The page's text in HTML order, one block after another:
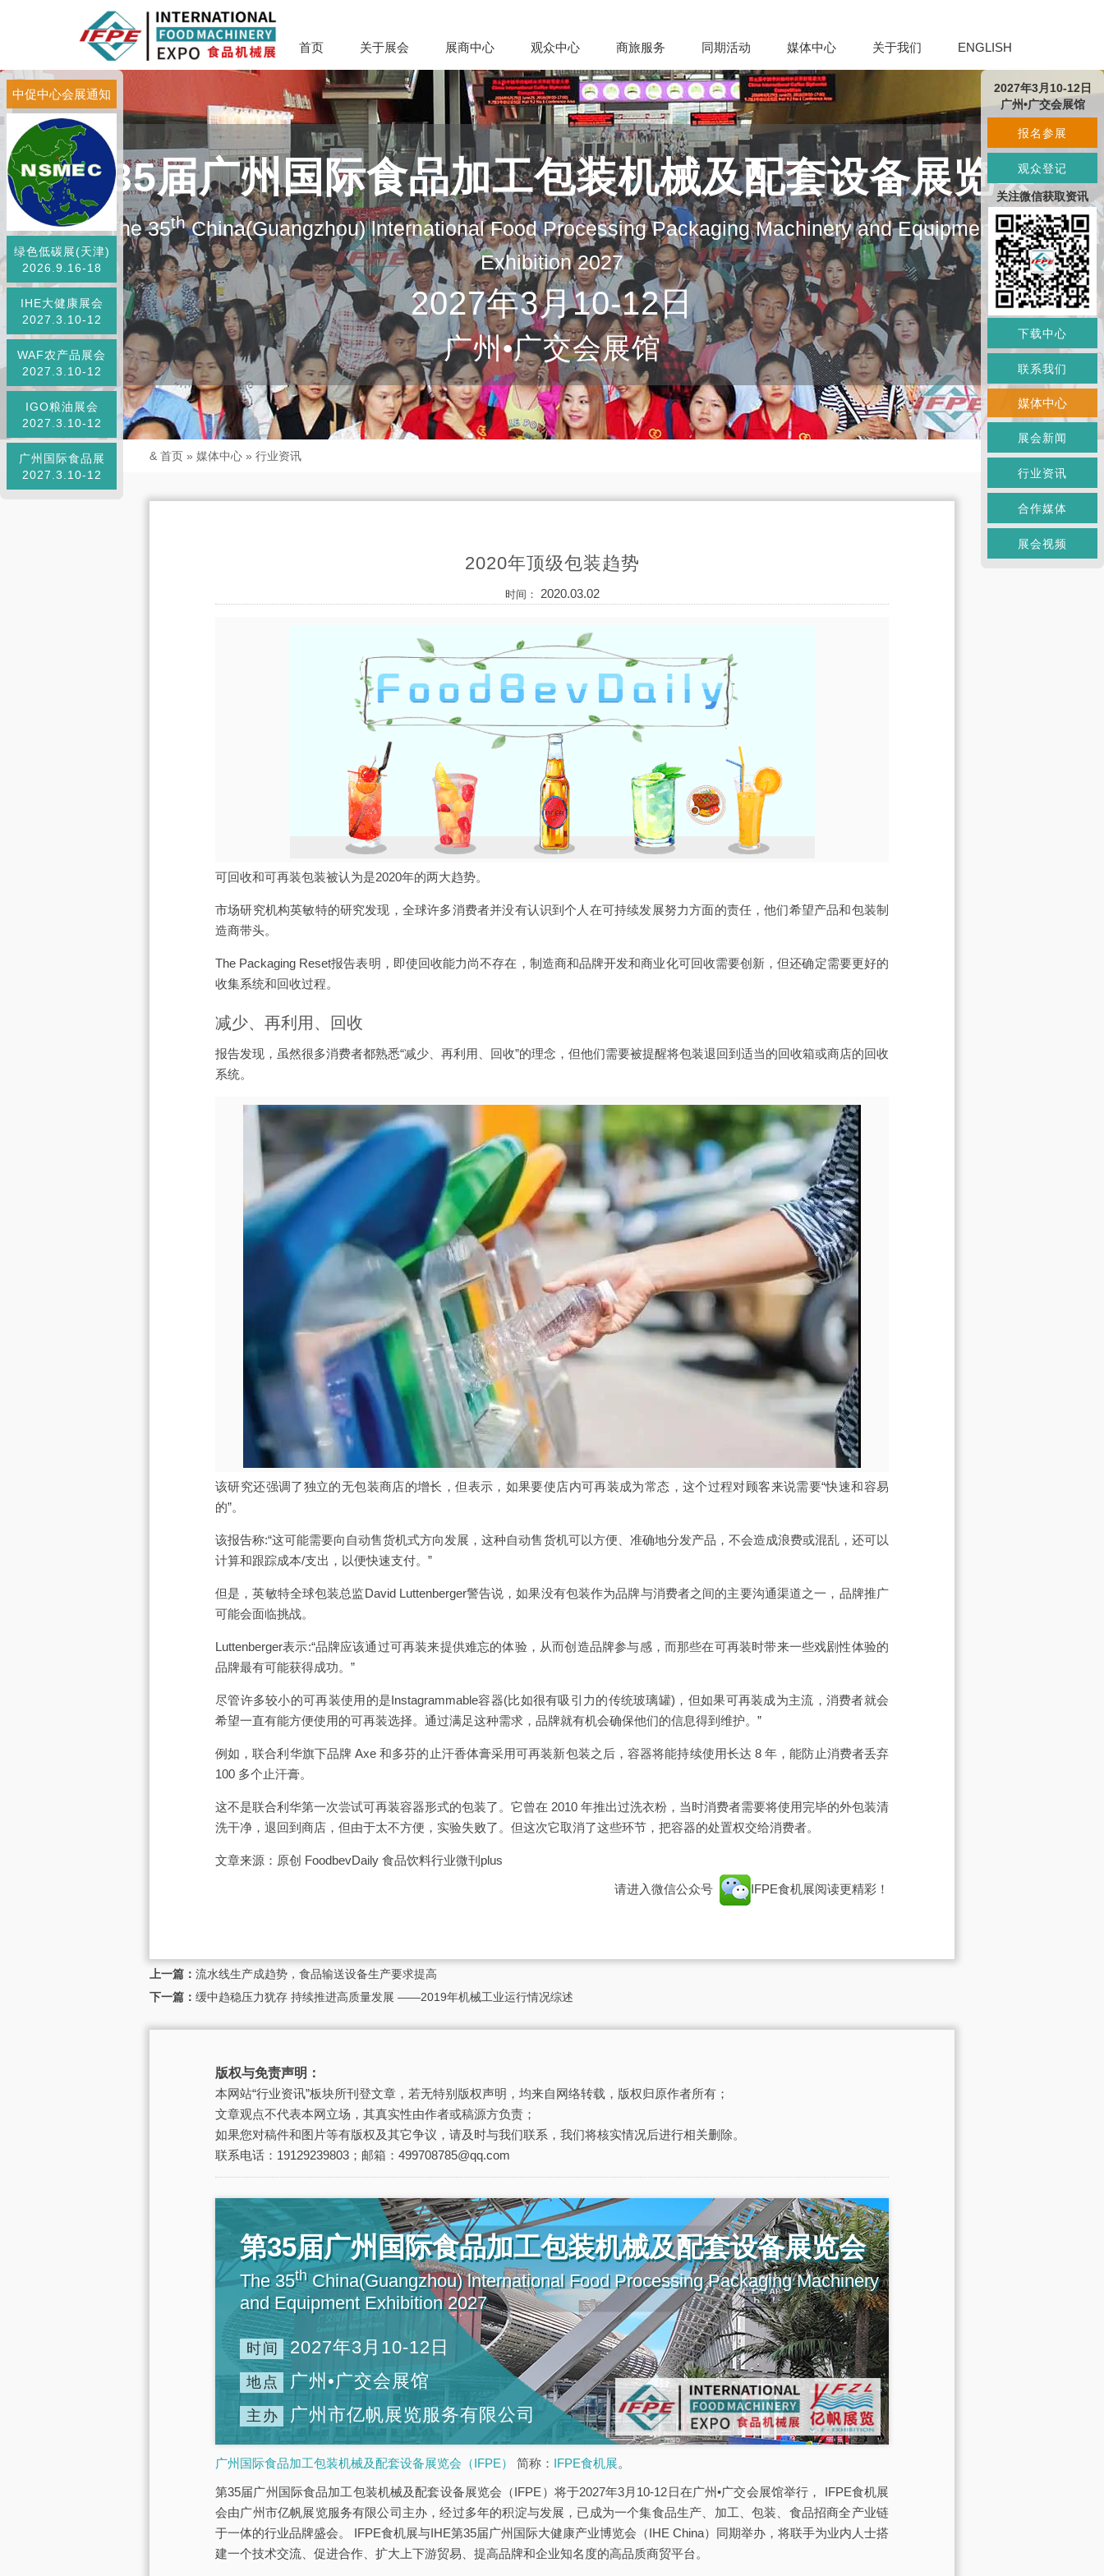
首页 关于展会 展商中心 观众中心 商旅服务 同期活动 媒体中心 关于我们 ENGLISH
第35届广州国际食品加工包装机械及配套设备展览会
The 35thChina(Guangzhou) lnternational Food Processing Packaging Machinery and Equipment
Exhibition 2027
2027年3月10-12日
广州•广交会展馆
中促中心会展通知
绿色低碳展(天津)
2026.9.16-18
IHE大健康展会
2027.3.10-12
WAF农产品展会
2027.3.10-12
IGO粮油展会
2027.3.10-12
广州国际食品展
2027.3.10-12
& 首页 » 媒体中心 » 行业资讯
2020年顶级包装趋势
时间： 2020.03.02
可回收和可再装包装被认为是2020年的两大趋势。
市场研究机构英敏特的研究发现，全球许多消费者并没有认识到个人在可持续发展努力方面的责任，他们希望产品和包装制
造商带头。
The Packaging Reset报告表明，即使回收能力尚不存在，制造商和品牌开发和商业化可回收需要创新，但还确定需要更好的
收集系统和回收过程。
减少、再利用、回收
报告发现，虽然很多消费者都熟悉“减少、再利用、回收”的理念，但他们需要被提醒将包装退回到适当的回收箱或商店的回收
系统。
该研究还强调了独立的无包装商店的增长，但表示，如果要使店内可再装成为常态，这个过程对顾客来说需要“快速和容易
的”。
该报告称:“这可能需要向自动售货机式方向发展，这种自动售货机可以方便、准确地分发产品，不会造成浪费或混乱，还可以
计算和跟踪成本/支出，以便快速支付。”
但是，英敏特全球包装总监David Luttenberger警告说，如果没有包装作为品牌与消费者之间的主要沟通渠道之一，品牌推广
可能会面临挑战。
Luttenberger表示:“品牌应该通过可再装来提供难忘的体验，从而创造品牌参与感，而那些在可再装时带来一些戏剧性体验的
品牌最有可能获得成功。”
尽管许多较小的可再装使用的是Instagrammable容器(比如很有吸引力的传统玻璃罐)，但如果可再装成为主流，消费者就会
希望一直有能方便使用的可再装选择。通过满足这种需求，品牌就有机会确保他们的信息得到维护。”
例如，联合利华旗下品牌 Axe 和多芬的止汗香体膏采用可再装新包装之后，容器将能持续使用长达 8 年，能防止消费者丢弃
100 多个止汗膏。
这不是联合利华第一次尝试可再装容器形式的包装了。它曾在 2010 年推出过洗衣粉，当时消费者需要将使用完毕的外包装清
洗干净，退回到商店，但由于太不方便，实验失败了。但这次它取消了这些环节，把容器的处置权交给消费者。
文章来源：原创 FoodbevDaily 食品饮料行业微刊plus
请进入微信公众号 IFPE食机展阅读更精彩！
上一篇： 流水线生产成趋势，食品输送设备生产要求提高
下一篇： 缓中趋稳压力犹存 持续推进高质量发展 ——2019年机械工业运行情况综述
版权与免责声明：
本网站“行业资讯”板块所刊登文章，若无特别版权声明，均来自网络转载，版权归原作者所有；
文章观点不代表本网立场，其真实性由作者或稿源方负责；
如果您对稿件和图片等有版权及其它争议，请及时与我们联系，我们将核实情况后进行相关删除。
联系电话：19129239803；邮箱：499708785@qq.com
第35届广州国际食品加工包装机械及配套设备展览会
The 35thChina(Guangzhou) lnternational Food Processing Packaging Machinery
and Equipment Exhibition 2027
时间 2027年3月10-12日
地点 广州•广交会展馆
主办 广州市亿帆展览服务有限公司
广州国际食品加工包装机械及配套设备展览会（IFPE） 简称： IFPE食机展。
第35届广州国际食品加工包装机械及配套设备展览会（IFPE）将于2027年3月10-12日在广州•广交会展馆举行， IFPE食机展
会由广州市亿帆展览服务有限公司主办，经过多年的积淀与发展，已成为一个集食品生产、加工、包装、食品招商全产业链
于一体的行业品牌盛会。 IFPE食机展与IHE第35届广州国际大健康产业博览会（IHE China）同期举办，将联手为业内人士搭
建一个技术交流、促进合作、扩大上下游贸易、提高品牌和企业知名度的高品质商贸平台。
2027年3月10-12日
广州•广交会展馆
报名参展
观众登记
关注微信获取资讯
下载中心
联系我们
媒体中心
展会新闻
行业资讯
合作媒体
展会视频